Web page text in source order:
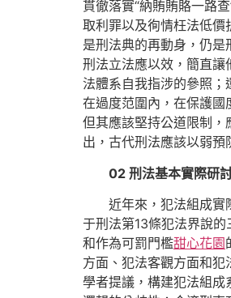
貫徹落實“納賄賄賂一路
取利罪以及徇情枉法低
是刑法典的再動身，仍
刑法立法應以效，簡直讓
法體系自我指涉的參照
在過度范圍內，在保護國
但其應該堅持公道限制
出，古代刑法應該以弱預
02 刑法基本實際研
近年來，犯法組成實
于刑法第13條犯法界說
和作為可罰門檻甜心花園
方面、犯法客觀方面和
學者提議，構建犯法組